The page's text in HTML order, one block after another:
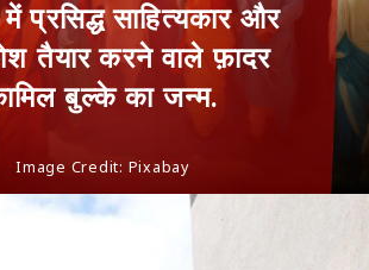
Image Credit: Pixabay
प्रसिद्ध साहित्यकार और
तैयार करने वाले फ़ादर
बुल्के का जन्म.